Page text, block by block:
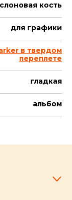
слоновая кость
для графики
в твердом
переплете
гладкая
альбом